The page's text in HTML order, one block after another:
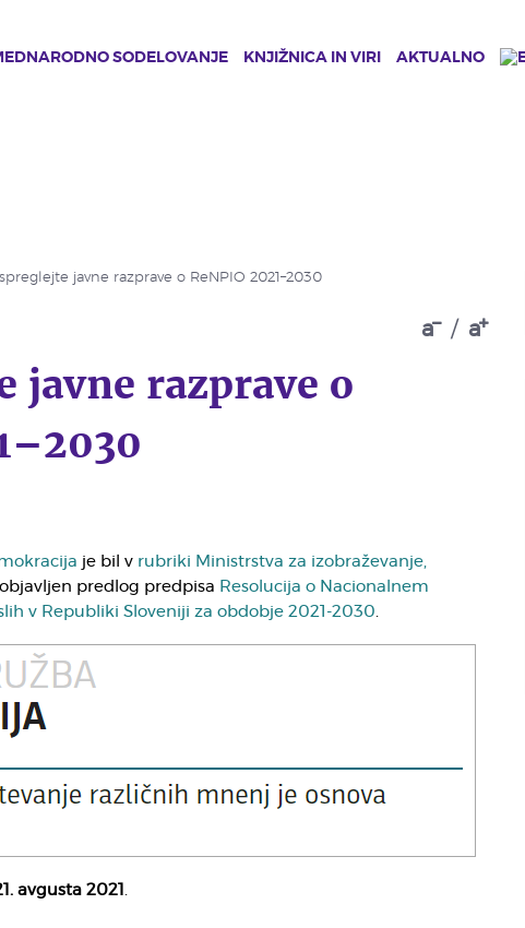
SODELOVANJE KNJIŽNICA IN VIRI AKTUALNO
javne razprave o ReNPIO 2021–2030
a / a
javne razprave o
je bil v rubriki Ministrstva za izobraževanje,
predlog predpisa Resolucija o Nacionalnem
v Republiki Sloveniji za obdobje 2021-2030
avgusta 2021